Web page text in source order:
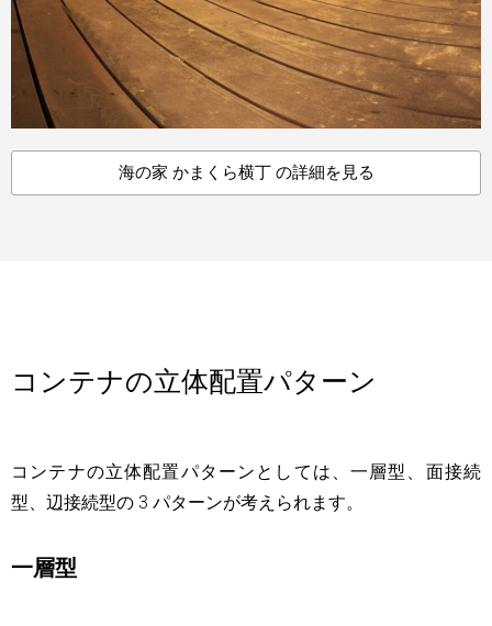
海の家 かまくら横丁 の詳細を見る
コンテナの立体配置パターン
コンテナの立体配置パターンとしては、一層型、面接続
型、辺接続型の 3 パターンが考えられます。
一層型